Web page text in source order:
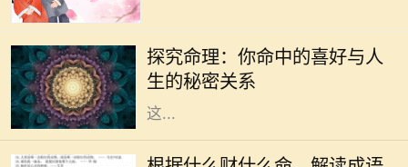
探究命理：你命中的喜好与人
生的秘密关系
人们关注的一个重要领域。通过生辰
八字，许多人尝试了解自己的命运，
探索人生的喜好和方向。我们常听到
这...
在中华文化的浩瀚海洋中，成语作为
语言的瑰宝，蕴含着深刻的道理和智